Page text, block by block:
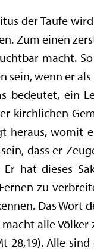
der Taufe
Zum einen
macht.
wenn er
bedeutet, ein
kirchlichen
heraus, womit
dass er
hat dieses
zu
Das Wort
alle
28,19). Alle